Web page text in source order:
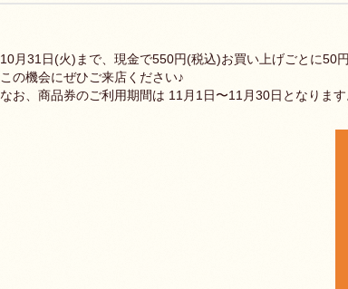
10月31日(火)まで、現金で550円(税込)お買い上げごとに50
この機会にぜひご来店ください♪
なお、商品券のご利用期間は 11月1日〜11月30日となります